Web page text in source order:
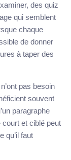
des quiz
qui semblent
chaque
de donner
à taper des
pas besoin
souvent
paragraphe
et ciblé peut
qu’il faut